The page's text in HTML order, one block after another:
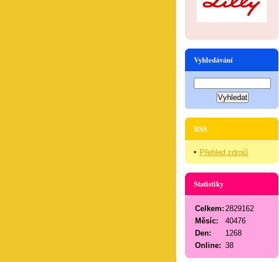
Vyhledávání
RSS
Přehled zdrojů
Statistiky
Online: 38
Celkem: 2829162
Měsíc:
40476
Den:
1268